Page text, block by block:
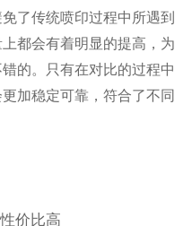
了传统喷印过程中所遇到
都会有着明显的提高，为
的。只有在对比的过程中
加稳定可靠，符合了不同
价比高